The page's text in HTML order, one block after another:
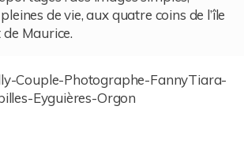
de vie, aux quatre coins de l’île
Maurice.